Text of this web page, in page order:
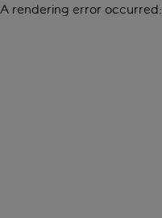
A rendering error occurred: